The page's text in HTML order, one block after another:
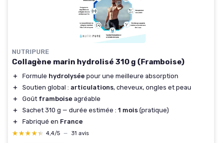
NUTRIPURE
Collagène marin hydrolisé 310 g (Framboise)
＋ Formule hydrolysée pour une meilleure absorption
＋
Soutien global : articulations, cheveux, ongles et peau
＋
Goût framboise agréable
＋
Sachet 310 g — durée estimée : 1 mois (pratique)
＋
Fabriqué en France
★★★★★
★★★★★ 4,4/5 — 31 avis